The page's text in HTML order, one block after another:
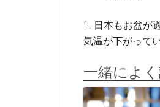
1. 日本もお盆が
気温が下がって
一緒によ